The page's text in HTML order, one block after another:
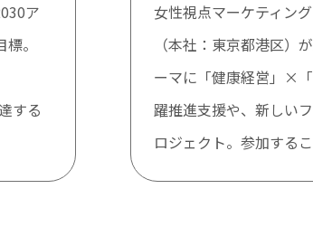
ア
。
する
女性視点マーケティン
（本社：東京都港区
ーマに「健康経営」×
躍推進支援や、新しい
ロジェクト。参加する